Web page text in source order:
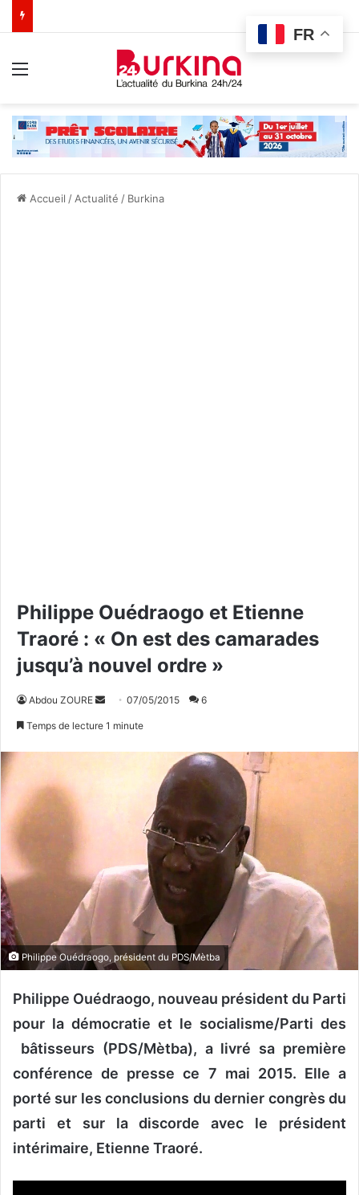
Accueil / Actualité / Burkina
Philippe Ouédraogo et Etienne
Traoré : « On est des camarades
jusqu’à nouvel ordre »
Abdou ZOURE
y
c
o
r
i
l
07/05/2015 6
Temps de lecture 1 minute
Philippe Ouédraogo, président du PDS/Mètba
Philippe Ouédraogo, nouveau président du Parti
pour la démocratie et le socialisme/Parti des
bâtisseurs (PDS/Mètba), a livré sa première
conférence de presse ce 7 mai 2015. Elle a
porté sur les conclusions du dernier congrès du
parti et sur la discorde avec le président
intérimaire, Etienne Traoré.
FR